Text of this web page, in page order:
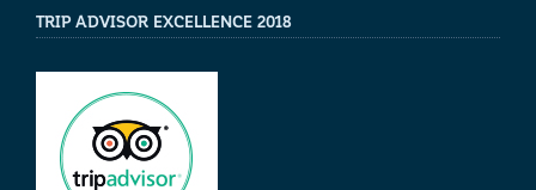
TRIP ADVISOR EXCELLENCE 2018